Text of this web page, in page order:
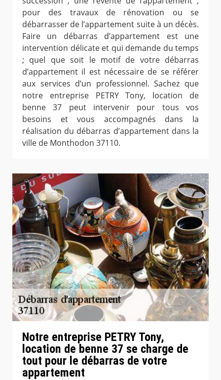
pour des travaux de rénovation ou se
débarrasser de l’appartement suite à un décès.
Faire un débarras d’appartement est une
intervention délicate et qui demande du temps
; quel que soit le motif de votre débarras
d’appartement il est nécessaire de se référer
aux services d’un professionnel. Sachez que
notre entreprise PETRY Tony, location de
benne 37 peut intervenir pour tous vos
besoins et vous accompagnés dans la
réalisation du débarras d’appartement dans la
ville de Monthodon 37110.
Notre entreprise PETRY Tony,
location de benne 37 se charge de
tout pour le débarras de votre
appartement